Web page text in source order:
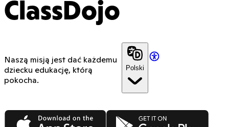
ClassDojo
Naszą misją jest dać każdemu
dziecku edukację, którą
pokocha.
Polski
App Store Google Play